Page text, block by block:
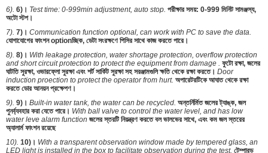
6). 6)। Test time: 0-999min adjustment, auto stop. পরীক্ষার সময়: 0-999 মিনিট সামঞ্জস্য,
অটো স্টপ।
7). 7)। Communication function optional, can work with PC to save the data.
যোগাযোগের ফাংশন optionচ্ছিক, ডেটা সংরক্ষণে পিসির সাথে কাজ করতে পারে।
8). 8)। With leakage protection, water shortage protection, overflow protection
and short circuit protection to protect the equipment from damage . ফুটো রক্ষা, জলের
ঘাটতি সুরক্ষা, ওভারফ্লো সুরক্ষা এবং শর্ট সার্কিট সুরক্ষা সহ সরঞ্জামগুলি ক্ষতি থেকে রক্ষা করতে। Door
induction proection to protect the operator from hurt. অপারেটরটিকে আঘাত থেকে রক্ষা
করতে ডোর আনয়ন প্রক্ষেপণ।
9). 9)। Built-in water tank, the water can be recycled. অন্তর্নির্মিত জলের ট্যাঙ্ক, জল
পুনর্ব্যবহার করা যেতে পারে। With ball valve to control the water level, and has low
water leve alarm function জলের স্তরটি নিয়ন্ত্রণ করতে বল ভালভের সাথে, এবং কম জল স্তরের
অ্যালার্ম ফাংশন রয়েছে
10). 10)। With a transparent observation window made by tempered glass, an
LED light is installed in the box to facilitate observation during the test. টেম্পারড